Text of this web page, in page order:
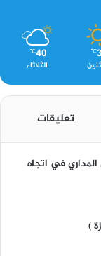
℃
40
℃
الثلاثاء
تعليقات
في اتجاه
)